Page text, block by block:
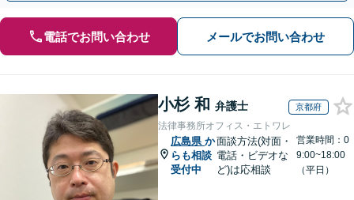
電話でお問い合わせ メールでお問い合わせ
小杉 和 弁護士 京都府
法律事務所オフィス・エトワレ
広島県 か
らも相談
受付中
面談方法(対面・
電話・ビデオな
ど)は応相談
営業時間：0
9:00~18:00
（平日）